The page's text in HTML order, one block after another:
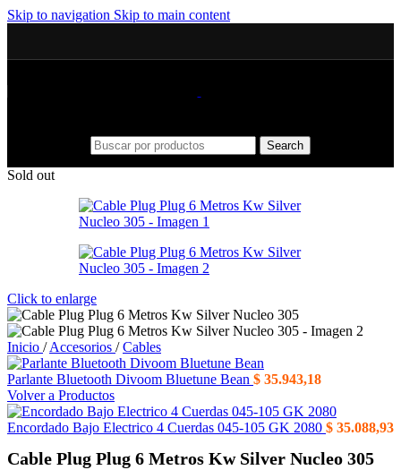
Skip to navigation Skip to main content
Search
Sold out
Click to enlarge
Inicio / Accesorios / Cables
Parlante Bluetooth Divoom Bluetune Bean $ 35.943,18
Volver a Productos
Encordado Bajo Electrico 4 Cuerdas 045-105 GK 2080 $ 35.088,93
Cable Plug Plug 6 Metros Kw Silver Nucleo 305